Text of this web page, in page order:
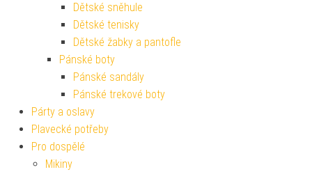
Dětské sněhule
Dětské tenisky
Dětské žabky a pantofle
Pánské boty
Pánské sandály
Pánské trekové boty
Párty a oslavy
Plavecké potřeby
Pro dospělé
Mikiny